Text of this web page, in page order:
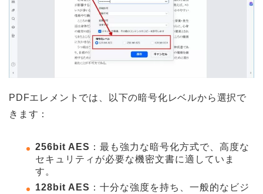
PDFエレメントでは、以下の暗号化レベルから選択で
きます：
256bit AES ：最も強力な暗号化方式で、高度な
セキュリティが必要な機密文書に適していま
す。
128bit AES ：十分な強度を持ち、一般的なビジ